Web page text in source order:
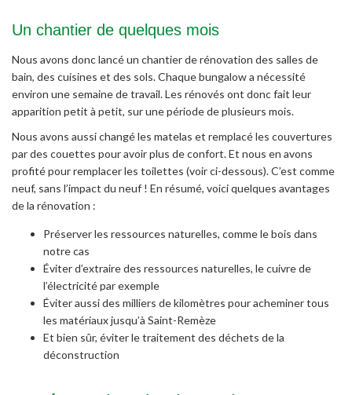
Un chantier de quelques mois
Nous avons donc lancé un chantier de rénovation des salles de
bain, des cuisines et des sols. Chaque bungalow a nécessité
environ une semaine de travail. Les rénovés ont donc fait leur
apparition petit à petit, sur une période de plusieurs mois.
Nous avons aussi changé les matelas et remplacé les couvertures
par des couettes pour avoir plus de confort. Et nous en avons
profité pour remplacer les toilettes (voir ci-dessous). C’est comme
neuf, sans l’impact du neuf ! En résumé, voici quelques avantages
de la rénovation :
Préserver les ressources naturelles, comme le bois dans
notre cas
Éviter d’extraire des ressources naturelles, le cuivre de
l’électricité par exemple
Éviter aussi des milliers de kilomètres pour acheminer tous
les matériaux jusqu’à Saint-Remèze
Et bien sûr, éviter le traitement des déchets de la
déconstruction